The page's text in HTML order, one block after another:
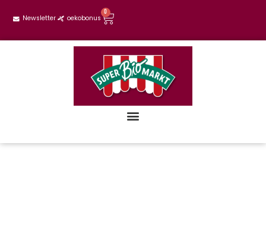
Newsletter oekobonus
0